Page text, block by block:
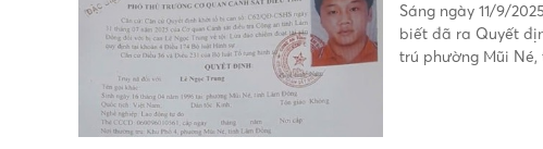
Sáng ngày 11/9/
biết đã ra Quyết
trú phường Mũi